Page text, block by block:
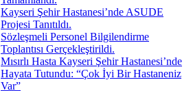
Kayseri Şehir Hastanesi’nde ASUDE
Projesi Tanıtıldı.
Sözleşmeli Personel Bilgilendirme
Toplantısı Gerçekleştirildi.
Mısırlı Hasta Kayseri Şehir Hastanesi’nde
Hayata Tutundu: “Çok İyi Bir Hastaneniz
Var”